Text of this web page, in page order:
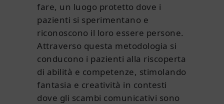
fare, un luogo protetto dove i
pazienti si sperimentano e
riconoscono il loro essere persone.
Attraverso questa metodologia si
conducono i pazienti alla riscoperta
di abilità e competenze, stimolando
fantasia e creatività in contesti
dove gli scambi comunicativi sono